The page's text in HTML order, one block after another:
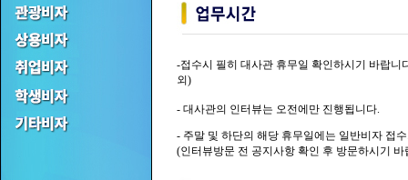
-접수시 필히 대사관 휴무일 확인하시기 바랍
외)
- 대사관의 인터뷰는 오전에만 진행됩니다.
- 주말 및 하단의 해당 휴무일에는 일반비자 접
(인터뷰방문 전 공지사항 확인 후 방문하시기 바